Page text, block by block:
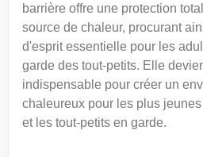
barrière offre une protection
source de chaleur, procurant
d'esprit essentielle pour les
garde des tout-petits. Elle
indispensable pour créer un
chaleureux pour les plus
et les tout-petits en garde.